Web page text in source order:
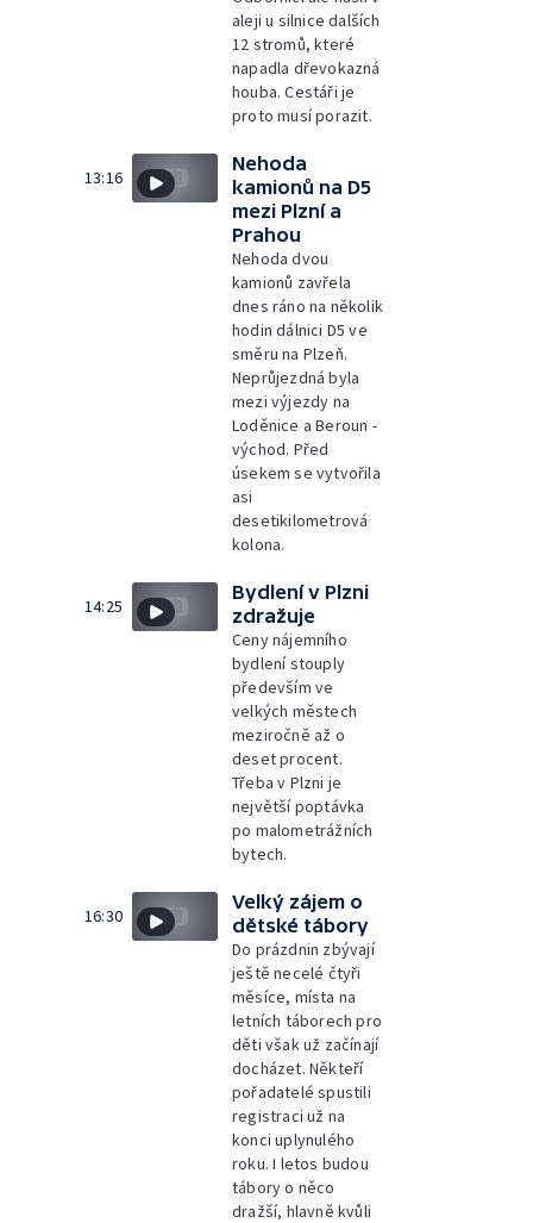
aleji u silnice dalších
12 stromů, které
napadla dřevokazná
houba. Cestáři je
proto musí porazit.
13:16
Nehoda
kamionů na D5
mezi Plzní a
Prahou
Nehoda dvou
kamionů zavřela
dnes ráno na několik
hodin dálnici D5 ve
směru na Plzeň.
Neprůjezdná byla
mezi výjezdy na
Loděnice a Beroun -
východ. Před
úsekem se vytvořila
asi
desetikilometrová
kolona.
14:25
Bydlení v Plzni
zdražuje
Ceny nájemního
bydlení stouply
především ve
velkých městech
meziročně až o
deset procent.
Třeba v Plzni je
největší poptávka
po malometrážních
bytech.
16:30
Velký zájem o
dětské tábory
Do prázdnin zbývají
ještě necelé čtyři
měsíce, místa na
letních táborech pro
děti však už začínají
docházet. Někteří
pořadatelé spustili
registraci už na
konci uplynulého
roku. I letos budou
tábory o něco
dražší, hlavně kvůli